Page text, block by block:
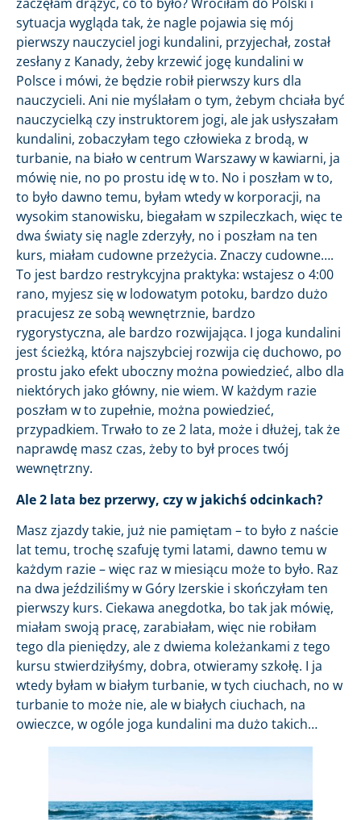
zaczęłam drążyć, co to było? Wróciłam do Polski i
sytuacja wygląda tak, że nagle pojawia się mój
pierwszy nauczyciel jogi kundalini, przyjechał, został
zesłany z Kanady, żeby krzewić jogę kundalini w
Polsce i mówi, że będzie robił pierwszy kurs dla
nauczycieli. Ani nie myślałam o tym, żebym chciała być
nauczycielką czy instruktorem jogi, ale jak usłyszałam
kundalini, zobaczyłam tego człowieka z brodą, w
turbanie, na biało w centrum Warszawy w kawiarni, ja
mówię nie, no po prostu idę w to. No i poszłam w to,
to było dawno temu, byłam wtedy w korporacji, na
wysokim stanowisku, biegałam w szpileczkach, więc te
dwa światy się nagle zderzyły, no i poszłam na ten
kurs, miałam cudowne przeżycia. Znaczy cudowne….
To jest bardzo restrykcyjna praktyka: wstajesz o 4:00
rano, myjesz się w lodowatym potoku, bardzo dużo
pracujesz ze sobą wewnętrznie, bardzo
rygorystyczna, ale bardzo rozwijająca. I joga kundalini
jest ścieżką, która najszybciej rozwija cię duchowo, po
prostu jako efekt uboczny można powiedzieć, albo dla
niektórych jako główny, nie wiem. W każdym razie
poszłam w to zupełnie, można powiedzieć,
przypadkiem. Trwało to ze 2 lata, może i dłużej, tak że
naprawdę masz czas, żeby to był proces twój
wewnętrzny.
Ale 2 lata bez przerwy, czy w jakichś odcinkach?
Masz zjazdy takie, już nie pamiętam – to było z naście
lat temu, trochę szafuję tymi latami, dawno temu w
każdym razie – więc raz w miesiącu może to było. Raz
na dwa jeździliśmy w Góry Izerskie i skończyłam ten
pierwszy kurs. Ciekawa anegdotka, bo tak jak mówię,
miałam swoją pracę, zarabiałam, więc nie robiłam
tego dla pieniędzy, ale z dwiema koleżankami z tego
kursu stwierdziłyśmy, dobra, otwieramy szkołę. I ja
wtedy byłam w białym turbanie, w tych ciuchach, no w
turbanie to może nie, ale w białych ciuchach, na
owieczce, w ogóle joga kundalini ma dużo takich…